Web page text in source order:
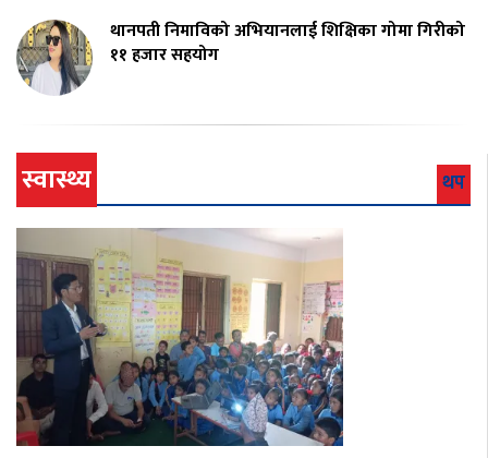
थानपती निमाविको अभियानलाई शिक्षिका गोमा गिरीको
११ हजार सहयोग
स्वास्थ्य थप